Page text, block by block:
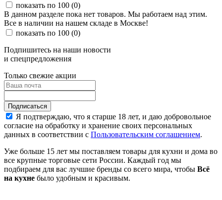
показать по 100 (0)
В данном разделе пока нет товаров. Мы работаем над этим.
Все в наличии на нашем складе в Москве!
показать по 100 (0)
Подпишитесь на наши новости
и спецпредложения
Только свежие акции
Я подтверждаю, что я старше 18 лет, и даю добровольное
согласие на обработку и хранение своих персональных
данных в соответствии с Пользовательским соглашением.
Уже больше 15 лет мы поставляем товары для кухни и дома во
все крупные торговые сети России. Каждый год мы
подбираем для вас лучшие бренды со всего мира, чтобы Всё
на кухне было удобным и красивым.